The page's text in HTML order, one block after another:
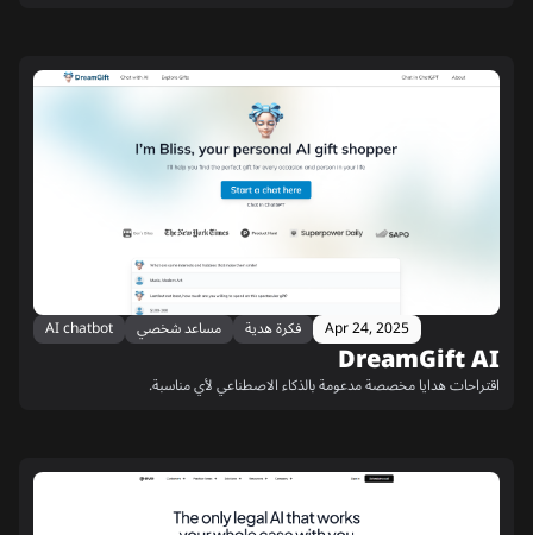
Apr 24, 2025 فكرة هدية مساعد شخصي AI chatbot
DreamGift AI
اقتراحات هدايا مخصصة مدعومة بالذكاء الاصطناعي لأي مناسبة.